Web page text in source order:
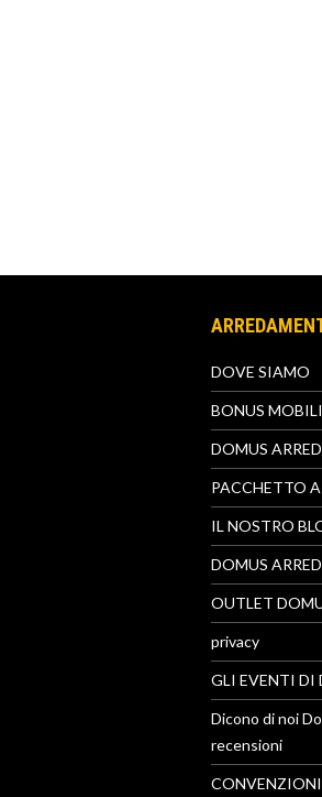
DOVE SIAMO
BONUS
DOMUS
PACCHETTO
IL NOSTRO
DOMUS
OUTLET
privacy
GLI EVENTI DI
Dicono di noi
recensioni